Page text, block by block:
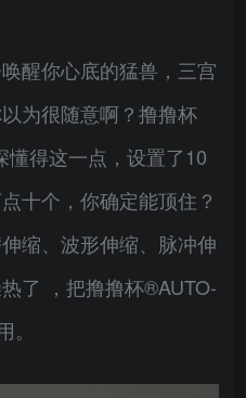
醒你心底的猛兽，三宫
为很随意啊？撸撸杯
得这一点，设置了10
十个，你确定能顶住？
缩、波形伸缩、脉冲伸
了 ，把撸撸杯®AUTO-